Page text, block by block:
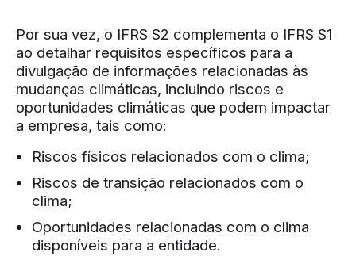
Por sua vez, o IFRS S2 complementa o IFRS S1
ao detalhar requisitos específicos para a
divulgação de informações relacionadas às
mudanças climáticas, incluindo riscos e
oportunidades climáticas que podem impactar
a empresa, tais como:
Riscos físicos relacionados com o clima;
Riscos de transição relacionados com o
clima;
Oportunidades relacionadas com o clima
disponíveis para a entidade.